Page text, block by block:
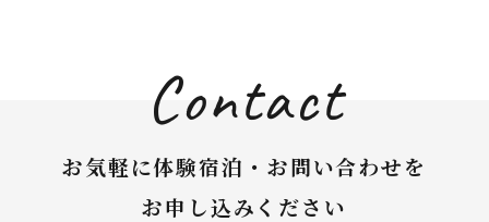
Contact
お気軽に体験宿泊・お問い合わせを
お申し込みください